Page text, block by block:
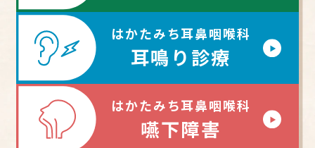
はかたみち耳鼻咽喉科
耳鳴り診療
はかたみち耳鼻咽喉科
嚥下障害